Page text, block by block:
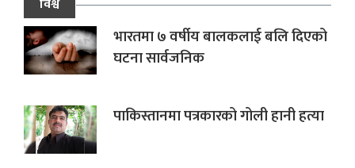
विश्व
भारतमा ७ वर्षीय बालकलाई बलि दिएको
घटना सार्वजनिक
पाकिस्तानमा पत्रकारको गोली हानी हत्या